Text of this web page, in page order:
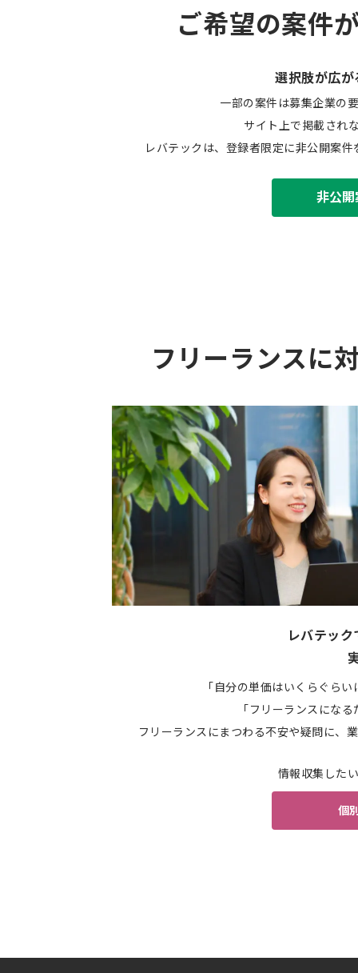
ご希望の案件
選択肢が広が
一部の案件は募集企業の
サイト上で掲載され
レバテックは、登録者限定に非公開案
非公
フリーランスに
レバテッ
「自分の単価はいくらぐら
「フリーランスにな
フリーランスにまつわる不安や疑問に、
情報収集した
個